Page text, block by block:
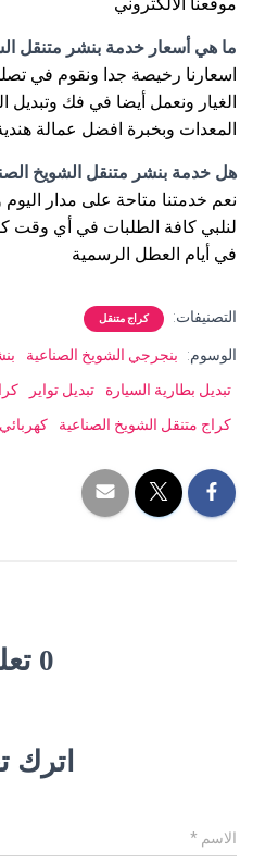
ما هي أسعار خدمة بنشر متنقل
اسعارنا رخيصة جدا ونقوم في
الغيار ونعمل أيضا في فك
المعدات وبخبرة افضل عمالة
هل خدمة بنشر متنقل الشويخ
نعم خدمتنا متاحة على مدار
لنلبي كافة الطلبات في أي وقت
في أيام العطل الرسمية
التصنيفات: كراج متنقل
الوسوم: بنجرجي الشويخ الصناعية
تبديل بطارية السيارة
تبديل تواير
كراج متنقل الشويخ الصناعية
0 تعليق
اترك
الاسم *